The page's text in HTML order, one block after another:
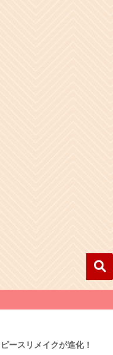
ースリメイクが進化！